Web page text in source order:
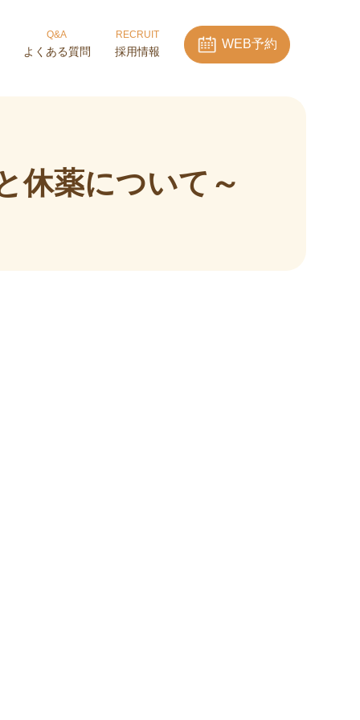
Q&A
よくある質問
RECRUIT
採用情報
WEB予約
休薬について～